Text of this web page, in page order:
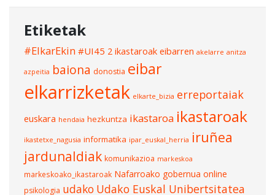
Etiketak
#ElkarEkin #UI45 2 ikastaroak eibarren akelarre anitza
azpeitia baiona donostia eibar
elkarrizketak elkarte_bizia erreportaiak
euskara hendaia hezkuntza ikastaroa ikastaroak
ikastetxe_nagusia informatika ipar_euskal_herria iruñea
jardunaldiak komunikazioa markeskoa
markeskoako_ikastaroak Nafarroako gobernua online
psikologia udako Udako Euskal Unibertsitatea